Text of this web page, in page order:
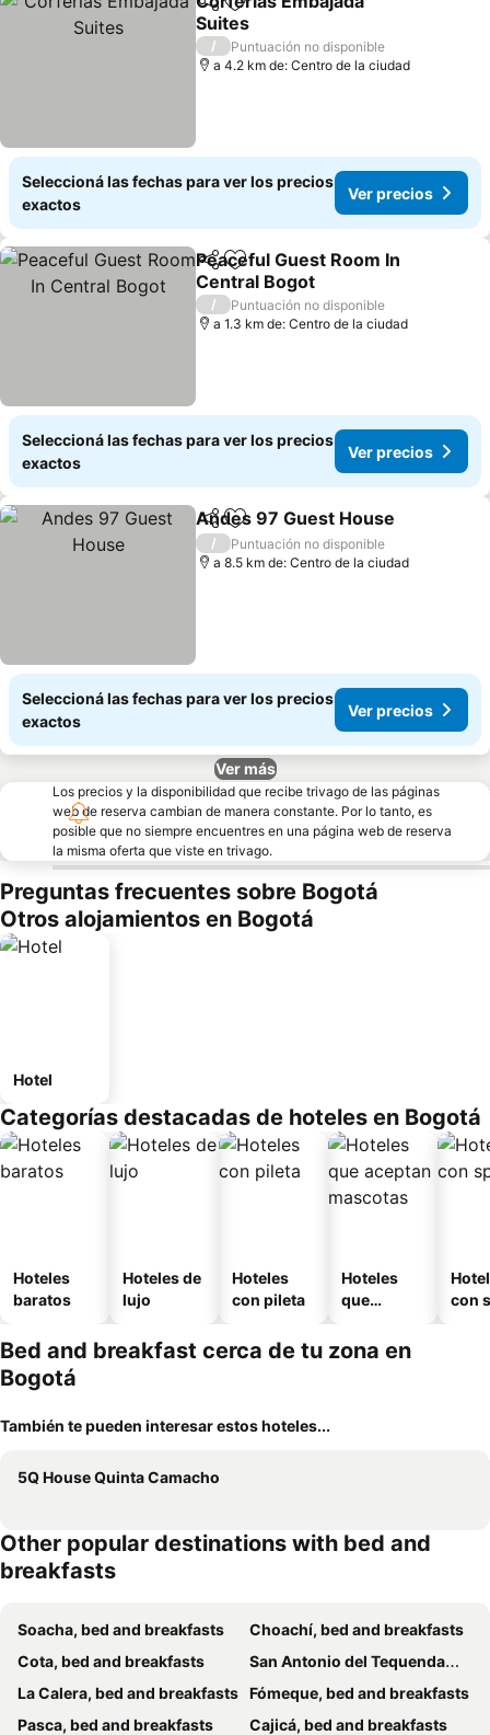
CompartirAñadir a favoritos
Suites
Ver precios
/
Puntuación no disponible
a 4.2 km de: Centro de la ciudad
Seleccioná las fechas para ver los precios
exactos
Ver precios
CompartirAñadir a favoritos
Peaceful Guest Room In
Central Bogot
Ver precios
/
Puntuación no disponible
a 1.3 km de: Centro de la ciudad
Seleccioná las fechas para ver los precios
exactos
Ver precios
CompartirAñadir a favoritos
Andes 97 Guest House
/
Puntuación no disponible
a 8.5 km de: Centro de la ciudad
Seleccioná las fechas para ver los precios
exactos
Ver precios
Ver más
Los precios y la disponibilidad que recibe trivago de las páginas
web de reserva cambian de manera constante. Por lo tanto, es
posible que no siempre encuentres en una página web de reserva
la misma oferta que viste en trivago.
Preguntas frecuentes sobre Bogotá
Otros alojamientos en Bogotá
Hotel
Categorías destacadas de hoteles en Bogotá
Hoteles
baratos
Hoteles de
lujo
Hoteles
con pileta
Hoteles
que
mascotas
con
Bed and breakfast cerca de tu zona en
Bogotá
También te pueden interesar estos hoteles...
5Q House Quinta Camacho
Other popular destinations with bed and
breakfasts
Soacha, bed and breakfasts
Choachí, bed and breakfasts
Cota, bed and breakfasts
San Antonio del Tequendama, bed and breakfasts
La Calera, bed and breakfasts Fómeque, bed and breakfasts
Pasca, bed and breakfasts
Cajicá, bed and breakfasts